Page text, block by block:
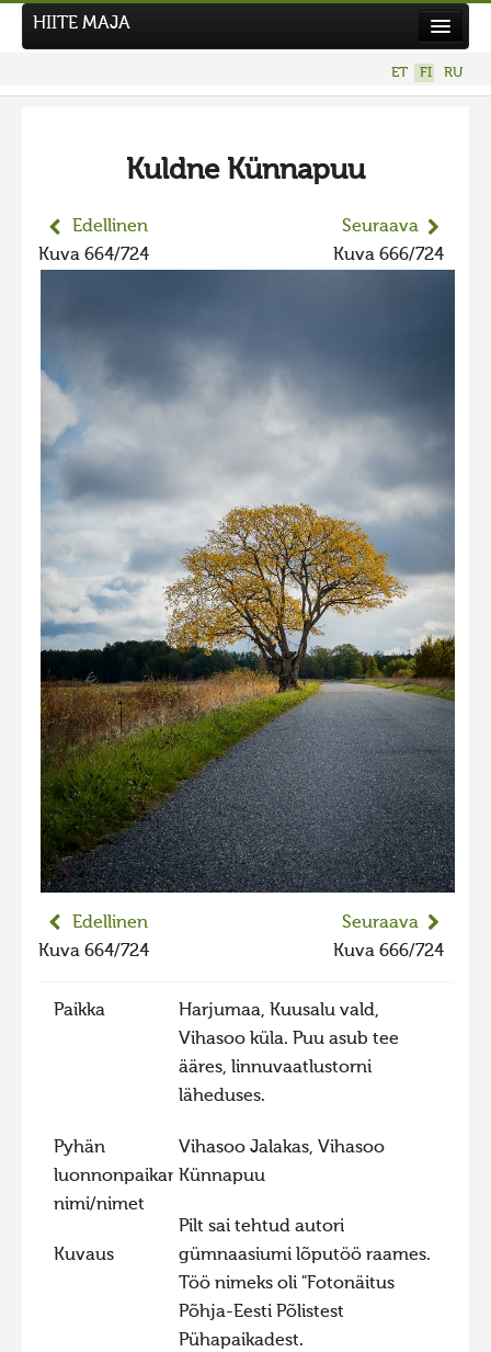
Hiite kuvavõistlus 2026
Hiisien kuvakilpailu 2025
2024 kuvakilpailu lisä
Hiisien kuvakilpailu 2023
2023 kuvakilpailu lisä
Liikkuvat kuvat 2023
Hiite kuvavõistlus 2022
Hiite kuvavõistlus 2022 lisa
Liikkuvat kuvat 2022
Hiite kuvavõistlus 2021
Liikkuvat kuvat 2021
Hiite kuvavõistlus 2020
Liikkuvat kuvat 2020
Hiite kuvavõistlus 2019
Hiite kuvavõistlus 2018
Hiite kuvavõistlus 2015
Hiite kuvavõistlus 2013
Hiite kuvavõistlus 2011
Hiite kuvavõistlus 2010
Hiite kuvavõistlus 2008
HIITE MAJA
ET FI RU
Kuldne Künnapuu
Edellinen
Kuva 664/724
Seuraava
Kuva 666/724
Edellinen
Kuva 664/724
Seuraava
Kuva 666/724
Paikka
Harjumaa, Kuusalu vald,
Vihasoo küla. Puu asub tee
ääres, linnuvaatlustorni
läheduses.
Pyhän
luonnonpaikan
nimi/nimet
Vihasoo Jalakas, Vihasoo
Künnapuu
Kuvaus
Pilt sai tehtud autori
gümnaasiumi lõputöö raames.
Töö nimeks oli "Fotonäitus
Põhja-Eesti Põlistest
Pühapaikadest.